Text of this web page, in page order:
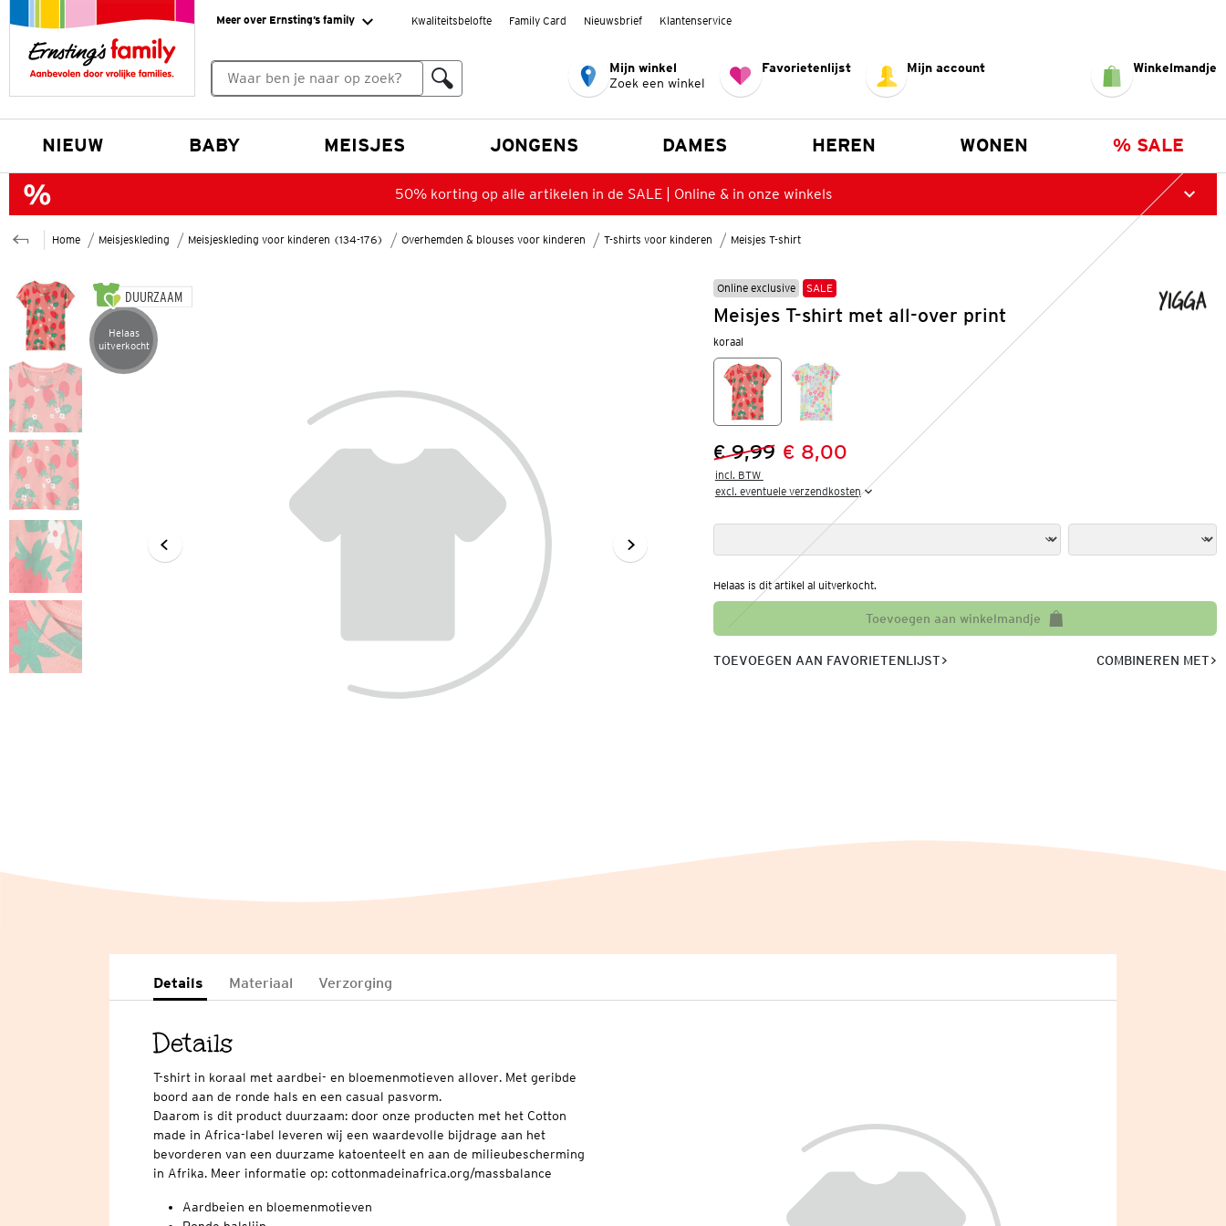
Meer over Ernsting’s family Kwaliteitsbelofte Family Card Nieuwsbrief Klantenservice
Mijn winkel
Zoek een winkel
Favorietenlijst Mijn account Winkelmandje
NIEUW BABY MEISJES JONGENS DAMES HEREN WONEN % SALE
50% korting op alle artikelen in de SALE | Online & in onze winkels
Home Meisjeskleding Meisjeskleding voor kinderen (134-176) Overhemden & blouses voor kinderen T-shirts voor kinderen Meisjes T-shirt
DUURZAAM
Artikel helaas uitverkocht
Helaas
uitverkocht
Online exclusive SALE
Meisjes T-shirt met all-over print
koraal
Vorige prijs:
€ 9,99
Nieuwe prijs:
€ 8,00
incl. BTW
excl. eventuele verzendkosten
Helaas is dit artikel al uitverkocht.
Toevoegen aan winkelmandje
TOEVOEGEN AAN FAVORIETENLIJST COMBINEREN MET
Details Materiaal Verzorging
Details
T-shirt in koraal met aardbei- en bloemenmotieven allover. Met geribde
boord aan de ronde hals en een casual pasvorm.
Daarom is dit product duurzaam: door onze producten met het Cotton
made in Africa-label leveren wij een waardevolle bijdrage aan het
bevorderen van een duurzame katoenteelt en aan de milieubescherming
in Afrika. Meer informatie op: cottonmadeinafrica.org/massbalance
Aardbeien en bloemenmotieven